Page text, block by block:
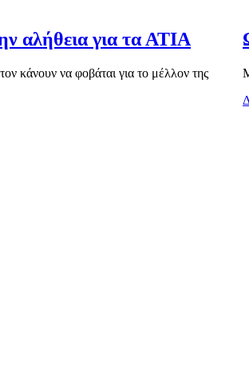
αλήθεια για τα ΑΤΙΑ
κάνουν να φοβάται για το μέλλον της